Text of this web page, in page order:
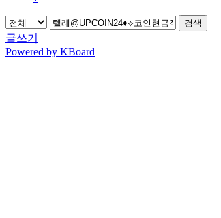
검색
글쓰기
Powered by KBoard